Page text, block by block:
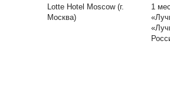
Lotte Hotel Moscow (г.
Москва)
1